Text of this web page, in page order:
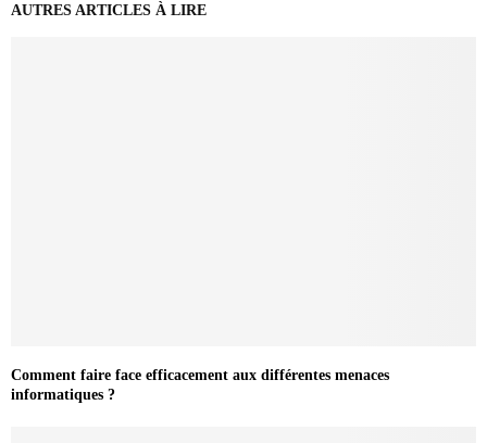
AUTRES ARTICLES À LIRE
Comment faire face efficacement aux différentes menaces
informatiques ?